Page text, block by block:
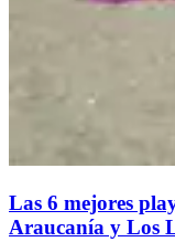
Las 6 mejores
Araucanía y Los